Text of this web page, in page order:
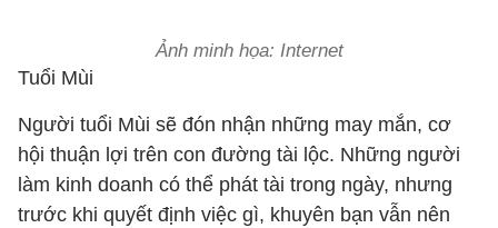
Ảnh minh họa: Internet
Tuổi Mùi
Người tuổi Mùi sẽ đón nhận những may mắn, cơ
hội thuận lợi trên con đường tài lộc. Những người
làm kinh doanh có thể phát tài trong ngày, nhưng
trước khi quyết định việc gì, khuyên bạn vẫn nên